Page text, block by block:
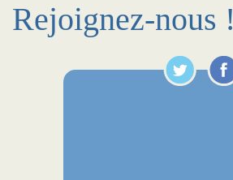
Rejoignez-nous !